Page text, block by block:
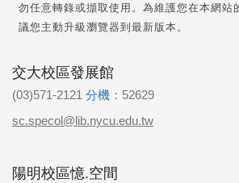
勿任意轉錄或擷取使用。為維護您在本網站
議您主動升級瀏覽器到最新版本。
交大校區發展館
(03)571-2121 分機： 52629
sc.specol@lib.nycu.edu.tw
陽明校區憶.空間